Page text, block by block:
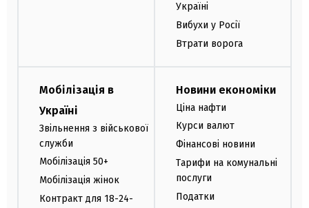
Україні
Вибухи у Росії
Втрати ворога
Мобілізація в
Україні
Звільнення з військової
служби
Мобілізація 50+
Мобілізація жінок
Контракт для 18-24-
Новини економіки
Ціна нафти
Курси валют
Фінансові новини
Тарифи на комунальні
послуги
Податки